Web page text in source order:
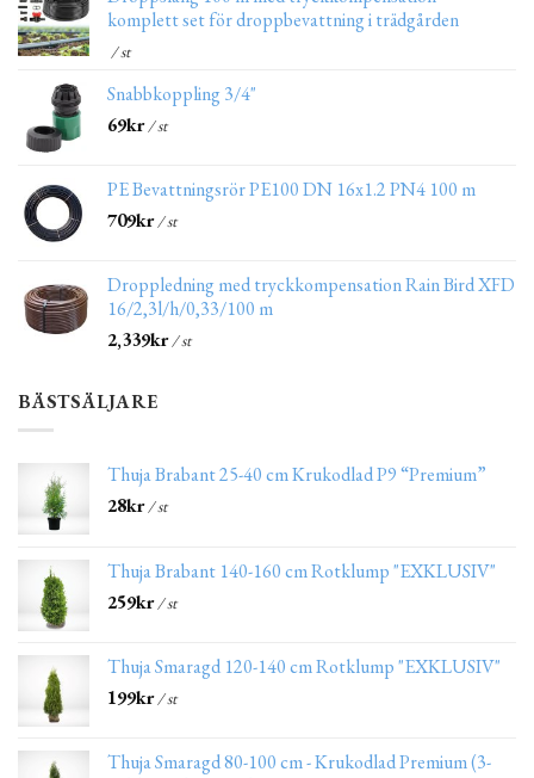
komplett set för droppbevattning i trädgården
/ st
Snabbkoppling 3/4"
69kr/ st
PE Bevattningsrör PE100 DN 16x1.2 PN4 100 m
709kr/ st
Droppledning med tryckkompensation Rain Bird XFD
16/2,3l/h/0,33/100 m
2,339kr/ st
BÄSTSÄLJARE
Thuja Brabant 25-40 cm Krukodlad P9 “Premium”
28kr/ st
Thuja Brabant 140-160 cm Rotklump "EXKLUSIV"
259kr/ st
Thuja Smaragd 120-140 cm Rotklump "EXKLUSIV"
199kr/ st
Thuja Smaragd 80-100 cm - Krukodlad Premium (3-